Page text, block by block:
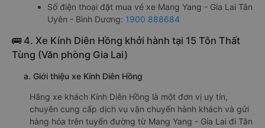
Số điện thoại đặt mua vé xe Mang Yang - Gia Lai Tân
Uyên - Bình Dương: 1900 888684
🚌 4. Xe Kính Diên Hồng khởi hành tại 15 Tôn Thất
Tùng (Văn phòng Gia Lai)
a. Giới thiệu xe Kính Diên Hồng
Hãng xe khách Kính Diên Hồng là một đơn vị uy tín,
chuyên cung cấp dịch vụ vận chuyển hành khách và gửi
hàng hóa trên tuyến đường từ Mang Yang - Gia Lai đi Tân